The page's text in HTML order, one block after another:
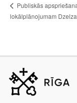
Publiskās
lokālplānojumam